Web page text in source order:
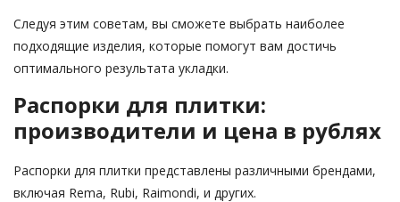
Следуя этим советам, вы сможете выбрать наиболее
подходящие изделия, которые помогут вам достичь
оптимального результата укладки.
Распорки для плитки:
производители и цена в рублях
Распорки для плитки представлены различными брендами,
включая Rema, Rubi, Raimondi, и других.